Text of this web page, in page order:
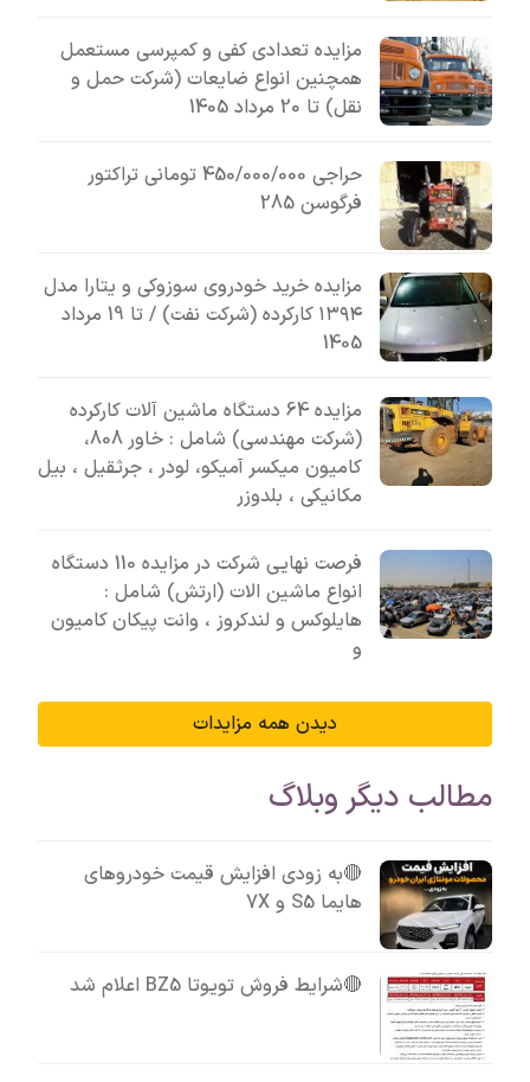
مزایده تعدادی کفی و کمپرسی مستعمل
همچنین انواع ضایعات (شرکت حمل و
نقل) تا 20 مرداد 1405
حراجی 450/000/000 تومانی تراکتور
فرگوسن 285
مزایده خرید خودروی سوزوکی و یتارا مدل
۱۳۹۴ کارکرده (شرکت نفت) / تا 19 مرداد
1405
مزایده 64 دستگاه ماشین آلات کارکرده
(شرکت مهندسی) شامل : خاور 808،
کامیون میکسر آمیکو، لودر ، جرثقیل ، بیل
مکانیکی ، بلدوزر
فرصت نهایی شرکت در مزایده 110 دستگاه
انواع ماشین الات (ارتش) شامل :
هایلوکس و لندکروز ، وانت پیکان کامیون
و
دیدن همه مزایدات
مطالب دیگر وبلاگ
🔴به زودی افزایش قیمت خودروهای
هایما S5 و 7X
🔴شرایط فروش تویوتا BZ5 اعلام شد